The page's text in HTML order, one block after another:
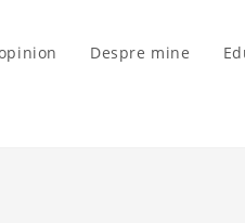
Despre mine